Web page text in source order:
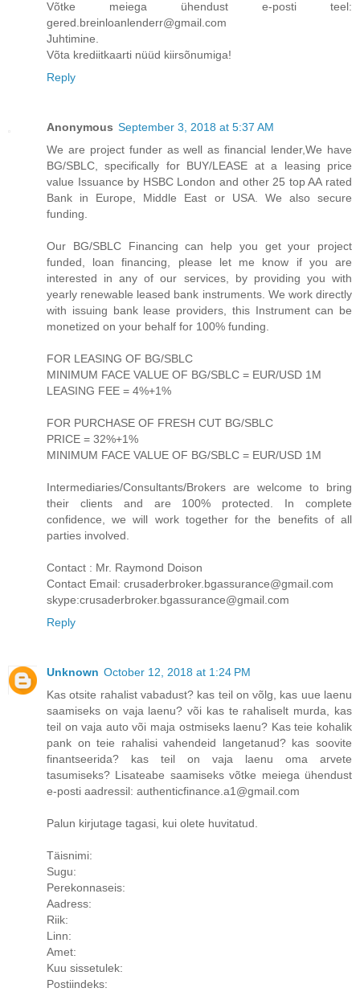
Võtke meiega ühendust e-posti teel:
gered.breinloanlenderr@gmail.com
Juhtimine.
Võta krediitkaarti nüüd kiirsõnumiga!
Reply
Anonymous September 3, 2018 at 5:37 AM
We are project funder as well as financial lender,We have
BG/SBLC, specifically for BUY/LEASE at a leasing price
value Issuance by HSBC London and other 25 top AA rated
Bank in Europe, Middle East or USA. We also secure
funding.
Our BG/SBLC Financing can help you get your project
funded, loan financing, please let me know if you are
interested in any of our services, by providing you with
yearly renewable leased bank instruments. We work directly
with issuing bank lease providers, this Instrument can be
monetized on your behalf for 100% funding.
FOR LEASING OF BG/SBLC
MINIMUM FACE VALUE OF BG/SBLC = EUR/USD 1M
LEASING FEE = 4%+1%
FOR PURCHASE OF FRESH CUT BG/SBLC
PRICE = 32%+1%
MINIMUM FACE VALUE OF BG/SBLC = EUR/USD 1M
Intermediaries/Consultants/Brokers are welcome to bring
their clients and are 100% protected. In complete
confidence, we will work together for the benefits of all
parties involved.
Contact : Mr. Raymond Doison
Contact Email: crusaderbroker.bgassurance@gmail.com
skype:crusaderbroker.bgassurance@gmail.com
Reply
Unknown October 12, 2018 at 1:24 PM
Kas otsite rahalist vabadust? kas teil on võlg, kas uue laenu
saamiseks on vaja laenu? või kas te rahaliselt murda, kas
teil on vaja auto või maja ostmiseks laenu? Kas teie kohalik
pank on teie rahalisi vahendeid langetanud? kas soovite
finantseerida? kas teil on vaja laenu oma arvete
tasumiseks? Lisateabe saamiseks võtke meiega ühendust
e-posti aadressil: authenticfinance.a1@gmail.com
Palun kirjutage tagasi, kui olete huvitatud.
Täisnimi:
Sugu:
Perekonnaseis:
Aadress:
Riik:
Linn:
Amet:
Kuu sissetulek:
Postiindeks: